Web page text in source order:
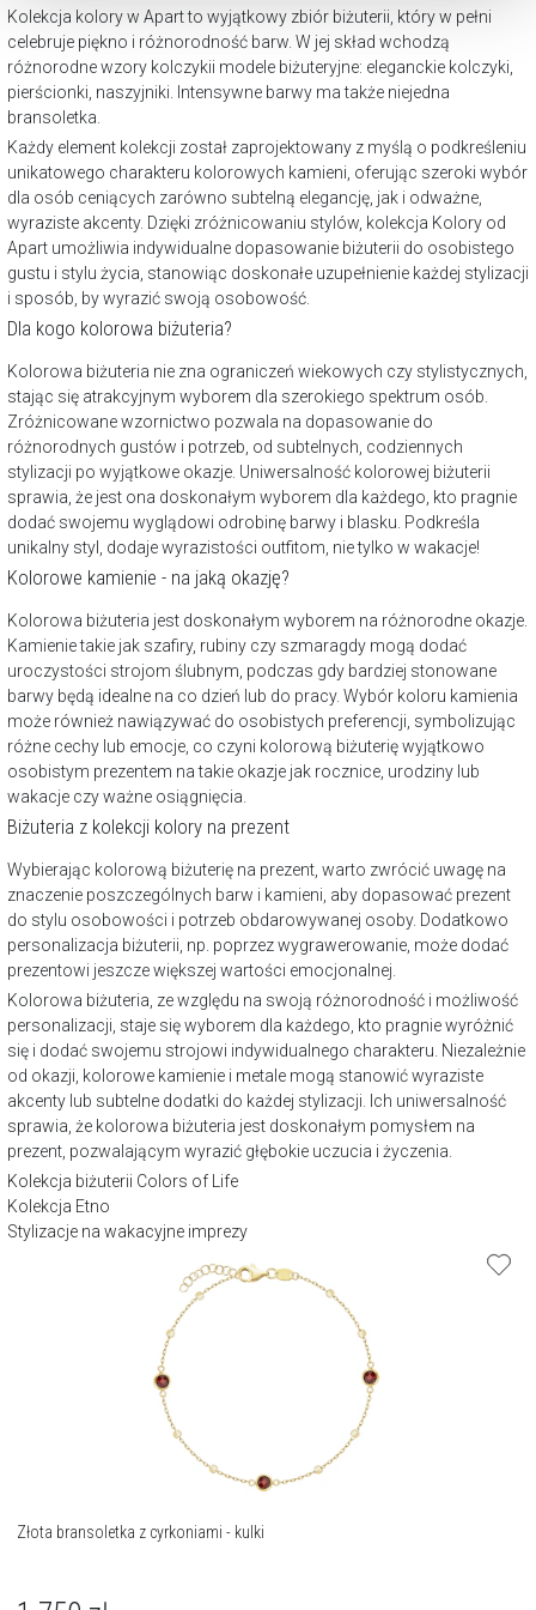
Kolekcja kolory w Apart to wyjątkowy zbiór biżuterii, który w pełni
celebruje piękno i różnorodność barw. W jej skład wchodzą
różnorodne wzory kolczykii modele biżuteryjne: eleganckie kolczyki,
pierścionki, naszyjniki. Intensywne barwy ma także niejedna
bransoletka.
Każdy element kolekcji został zaprojektowany z myślą o podkreśleniu
unikatowego charakteru kolorowych kamieni, oferując szeroki wybór
dla osób ceniących zarówno subtelną elegancję, jak i odważne,
wyraziste akcenty. Dzięki zróżnicowaniu stylów, kolekcja Kolory od
Apart umożliwia indywidualne dopasowanie biżuterii do osobistego
gustu i stylu życia, stanowiąc doskonałe uzupełnienie każdej stylizacji
i sposób, by wyrazić swoją osobowość.
Dla kogo kolorowa biżuteria?
Kolorowa biżuteria nie zna ograniczeń wiekowych czy stylistycznych,
stając się atrakcyjnym wyborem dla szerokiego spektrum osób.
Zróżnicowane wzornictwo pozwala na dopasowanie do
różnorodnych gustów i potrzeb, od subtelnych, codziennych
stylizacji po wyjątkowe okazje. Uniwersalność kolorowej biżuterii
sprawia, że jest ona doskonałym wyborem dla każdego, kto pragnie
dodać swojemu wyglądowi odrobinę barwy i blasku. Podkreśla
unikalny styl, dodaje wyrazistości outfitom, nie tylko w wakacje!
Kolorowe kamienie - na jaką okazję?
Kolorowa biżuteria jest doskonałym wyborem na różnorodne okazje.
Kamienie takie jak szafiry, rubiny czy szmaragdy mogą dodać
uroczystości strojom ślubnym, podczas gdy bardziej stonowane
barwy będą idealne na co dzień lub do pracy. Wybór koloru kamienia
może również nawiązywać do osobistych preferencji, symbolizując
różne cechy lub emocje, co czyni kolorową biżuterię wyjątkowo
osobistym prezentem na takie okazje jak rocznice, urodziny lub
wakacje czy ważne osiągnięcia.
Biżuteria z kolekcji kolory na prezent
Wybierając kolorową biżuterię na prezent, warto zwrócić uwagę na
znaczenie poszczególnych barw i kamieni, aby dopasować prezent
do stylu osobowości i potrzeb obdarowywanej osoby. Dodatkowo
personalizacja biżuterii, np. poprzez wygrawerowanie, może dodać
prezentowi jeszcze większej wartości emocjonalnej.
Kolorowa biżuteria, ze względu na swoją różnorodność i możliwość
personalizacji, staje się wyborem dla każdego, kto pragnie wyróżnić
się i dodać swojemu strojowi indywidualnego charakteru. Niezależnie
od okazji, kolorowe kamienie i metale mogą stanowić wyraziste
akcenty lub subtelne dodatki do każdej stylizacji. Ich uniwersalność
sprawia, że kolorowa biżuteria jest doskonałym pomysłem na
prezent, pozwalającym wyrazić głębokie uczucia i życzenia.
Kolekcja biżuterii Colors of Life
Kolekcja Etno
Stylizacje na wakacyjne imprezy
Złota bransoletka z cyrkoniami - kulki